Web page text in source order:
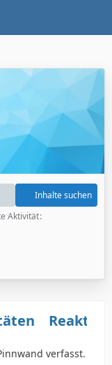
Inhalte suchen
Aktivität
verfasst.